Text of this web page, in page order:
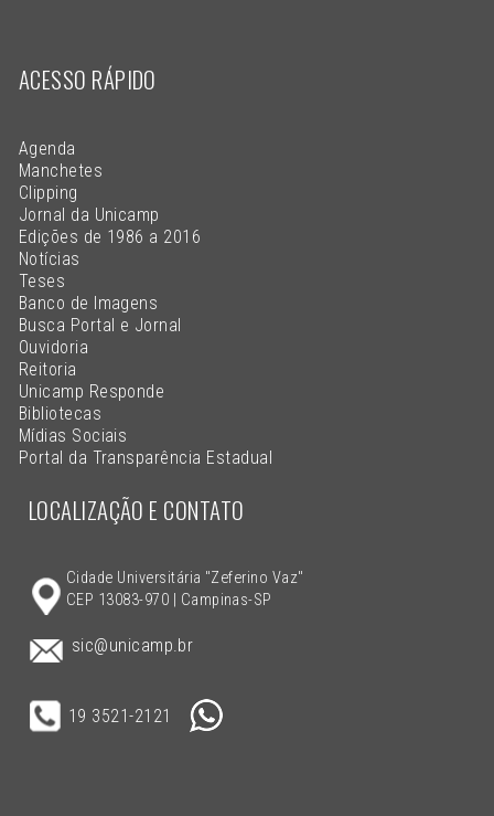
ACESSO RÁPIDO
Agenda
Manchetes
Clipping
Jornal da Unicamp
Edições de 1986 a 2016
Notícias
Teses
Banco de Imagens
Busca Portal e Jornal
Ouvidoria
Reitoria
Unicamp Responde
Bibliotecas
Mídias Sociais
Portal da Transparência Estadual
LOCALIZAÇÃO E CONTATO
Cidade Universitária "Zeferino Vaz"
CEP 13083-970 | Campinas-SP
sic@unicamp.br
19 3521-2121